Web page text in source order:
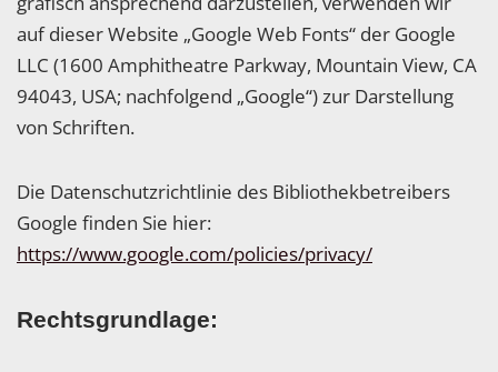
auf dieser Website „Google Web Fonts“ der Google
LLC (1600 Amphitheatre Parkway, Mountain View, CA
94043, USA; nachfolgend „Google“) zur Darstellung
von Schriften.
Die Datenschutzrichtlinie des Bibliothekbetreibers
Google finden Sie hier:
https://www.google.com/policies/privacy/
Rechtsgrundlage: